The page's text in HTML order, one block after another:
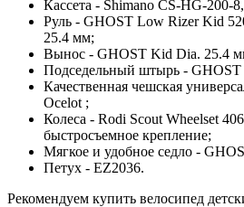
Кассета - Shimano CS-HG-200-
Руль - GHOST Low Rizer Kid
25.4 мм;
Вынос - GHOST Kid Dia. 25.4
Подседельный штырь -
Качественная чешская
Ocelot ;
Колеса - Rodi Scout Wheelset
быстросъемное крепление;
Мягкое и удобное седло -
Петух - EZ2036.
Рекомендуем купить велосипед